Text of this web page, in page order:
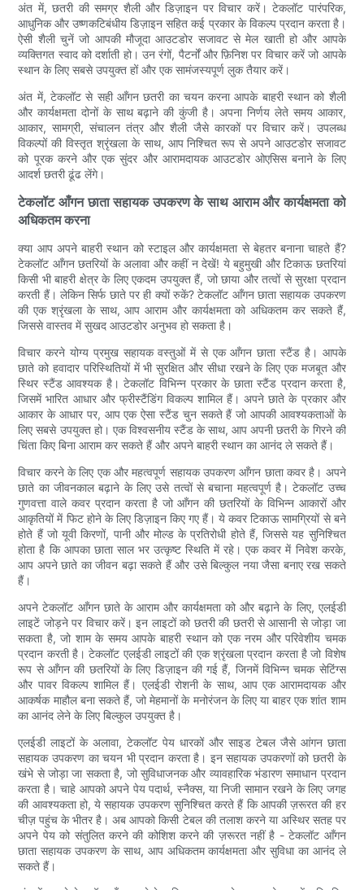
अंत में, छतरी की समग्र शैली और डिज़ाइन पर विचार करें। टेकलॉट पारंपरिक,
आधुनिक और उष्णकटिबंधीय डिज़ाइन सहित कई प्रकार के विकल्प प्रदान करता है।
ऐसी शैली चुनें जो आपकी मौजूदा आउटडोर सजावट से मेल खाती हो और आपके
व्यक्तिगत स्वाद को दर्शाती हो। उन रंगों, पैटर्नों और फ़िनिश पर विचार करें जो आपके
स्थान के लिए सबसे उपयुक्त हों और एक सामंजस्यपूर्ण लुक तैयार करें।
अंत में, टेकलॉट से सही आँगन छतरी का चयन करना आपके बाहरी स्थान को शैली
और कार्यक्षमता दोनों के साथ बढ़ाने की कुंजी है। अपना निर्णय लेते समय आकार,
आकार, सामग्री, संचालन तंत्र और शैली जैसे कारकों पर विचार करें। उपलब्ध
विकल्पों की विस्तृत श्रृंखला के साथ, आप निश्चित रूप से अपने आउटडोर सजावट
को पूरक करने और एक सुंदर और आरामदायक आउटडोर ओएसिस बनाने के लिए
आदर्श छतरी ढूंढ लेंगे।
टेकलॉट आँगन छाता सहायक उपकरण के साथ आराम और कार्यक्षमता को
अधिकतम करना
क्या आप अपने बाहरी स्थान को स्टाइल और कार्यक्षमता से बेहतर बनाना चाहते हैं?
टेकलॉट आँगन छतरियों के अलावा और कहीं न देखें! ये बहुमुखी और टिकाऊ छतरियां
किसी भी बाहरी क्षेत्र के लिए एकदम उपयुक्त हैं, जो छाया और तत्वों से सुरक्षा प्रदान
करती हैं। लेकिन सिर्फ छाते पर ही क्यों रुकें? टेकलॉट आँगन छाता सहायक उपकरण
की एक श्रृंखला के साथ, आप आराम और कार्यक्षमता को अधिकतम कर सकते हैं,
जिससे वास्तव में सुखद आउटडोर अनुभव हो सकता है।
विचार करने योग्य प्रमुख सहायक वस्तुओं में से एक आँगन छाता स्टैंड है। आपके
छाते को हवादार परिस्थितियों में भी सुरक्षित और सीधा रखने के लिए एक मजबूत और
स्थिर स्टैंड आवश्यक है। टेकलॉट विभिन्न प्रकार के छाता स्टैंड प्रदान करता है,
जिसमें भारित आधार और फ्रीस्टैंडिंग विकल्प शामिल हैं। अपने छाते के प्रकार और
आकार के आधार पर, आप एक ऐसा स्टैंड चुन सकते हैं जो आपकी आवश्यकताओं के
लिए सबसे उपयुक्त हो। एक विश्वसनीय स्टैंड के साथ, आप अपनी छतरी के गिरने की
चिंता किए बिना आराम कर सकते हैं और अपने बाहरी स्थान का आनंद ले सकते हैं।
विचार करने के लिए एक और महत्वपूर्ण सहायक उपकरण आँगन छाता कवर है। अपने
छाते का जीवनकाल बढ़ाने के लिए उसे तत्वों से बचाना महत्वपूर्ण है। टेकलॉट उच्च
गुणवत्ता वाले कवर प्रदान करता है जो आँगन की छतरियों के विभिन्न आकारों और
आकृतियों में फिट होने के लिए डिज़ाइन किए गए हैं। ये कवर टिकाऊ सामग्रियों से बने
होते हैं जो यूवी किरणों, पानी और मोल्ड के प्रतिरोधी होते हैं, जिससे यह सुनिश्चित
होता है कि आपका छाता साल भर उत्कृष्ट स्थिति में रहे। एक कवर में निवेश करके,
आप अपने छाते का जीवन बढ़ा सकते हैं और उसे बिल्कुल नया जैसा बनाए रख सकते
हैं।
अपने टेकलॉट आँगन छाते के आराम और कार्यक्षमता को और बढ़ाने के लिए, एलईडी
लाइटें जोड़ने पर विचार करें। इन लाइटों को छतरी की छतरी से आसानी से जोड़ा जा
सकता है, जो शाम के समय आपके बाहरी स्थान को एक नरम और परिवेशीय चमक
प्रदान करती है। टेकलॉट एलईडी लाइटों की एक श्रृंखला प्रदान करता है जो विशेष
रूप से आँगन की छतरियों के लिए डिज़ाइन की गई हैं, जिनमें विभिन्न चमक सेटिंग्स
और पावर विकल्प शामिल हैं। एलईडी रोशनी के साथ, आप एक आरामदायक और
आकर्षक माहौल बना सकते हैं, जो मेहमानों के मनोरंजन के लिए या बाहर एक शांत शाम
का आनंद लेने के लिए बिल्कुल उपयुक्त है।
एलईडी लाइटों के अलावा, टेकलॉट पेय धारकों और साइड टेबल जैसे आंगन छाता
सहायक उपकरण का चयन भी प्रदान करता है। इन सहायक उपकरणों को छतरी के
खंभे से जोड़ा जा सकता है, जो सुविधाजनक और व्यावहारिक भंडारण समाधान प्रदान
करता है। चाहे आपको अपने पेय पदार्थ, स्नैक्स, या निजी सामान रखने के लिए जगह
की आवश्यकता हो, ये सहायक उपकरण सुनिश्चित करते हैं कि आपकी ज़रूरत की हर
चीज़ पहुंच के भीतर है। अब आपको किसी टेबल की तलाश करने या अस्थिर सतह पर
अपने पेय को संतुलित करने की कोशिश करने की ज़रूरत नहीं है - टेकलॉट आँगन
छाता सहायक उपकरण के साथ, आप अधिकतम कार्यक्षमता और सुविधा का आनंद ले
सकते हैं।